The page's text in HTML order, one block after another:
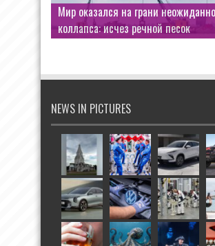
Мир оказался на грани
коллапса: исчез речной песок
NEWS IN PICTURES